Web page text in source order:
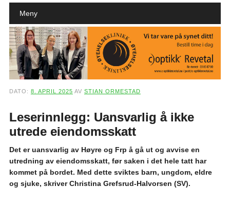
Main menu
Meny
DATO: 8. APRIL 2025 AV STIAN ORMESTAD
Leserinnlegg: Uansvarlig å ikke
utrede eiendomsskatt
Det er uansvarlig av Høyre og Frp å gå ut og avvise en
utredning av eiendomsskatt, før saken i det hele tatt har
kommet på bordet. Med dette sviktes barn, ungdom, eldre
og sjuke, skriver Christina Grefsrud-Halvorsen (SV).